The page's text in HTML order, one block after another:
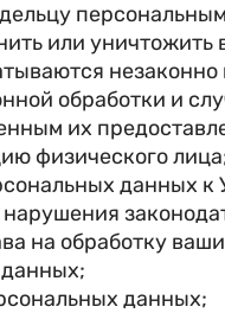
или
обработки и
их
физического
данных
на обработку
данных;
данных;